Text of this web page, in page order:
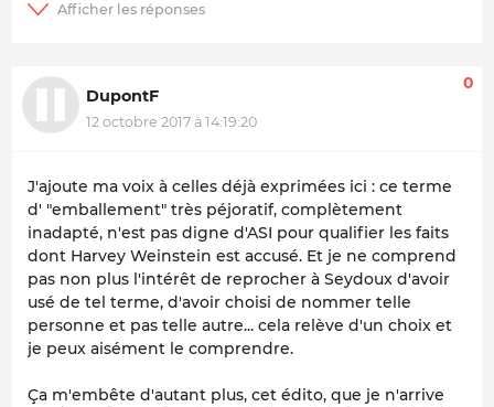
DupontF
12 octobre 2017 à 14:19:20
0
J'ajoute ma voix à celles déjà exprimées ici : ce terme
d' "emballement" très péjoratif, complètement
inadapté, n'est pas digne d'ASI pour qualifier les faits
dont Harvey Weinstein est accusé. Et je ne comprend
pas non plus l'intérêt de reprocher à Seydoux d'avoir
usé de tel terme, d'avoir choisi de nommer telle
personne et pas telle autre... cela relève d'un choix et
je peux aisément le comprendre.
Ça m'embête d'autant plus, cet édito, que je n'arrive